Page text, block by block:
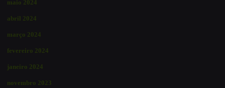
maio 2024
abril 2024
março 2024
fevereiro 2024
janeiro 2024
novembro 2023